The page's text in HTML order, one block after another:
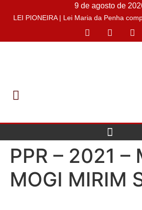
9 de agosto de
PPR – 2021 –
MOGI MIRIM